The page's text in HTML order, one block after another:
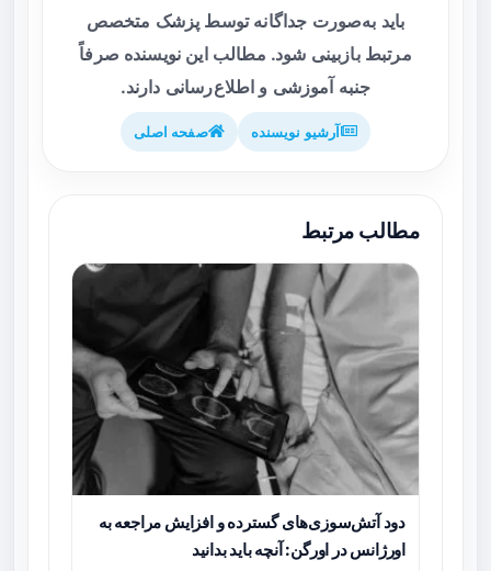
باید به‌صورت جداگانه توسط پزشک متخصص
مرتبط بازبینی شود. مطالب این نویسنده صرفاً
جنبه آموزشی و اطلاع‌رسانی دارند.
آرشیو نویسنده صفحه اصلی
مطالب مرتبط
دود آتش‌سوزی‌های گسترده و افزایش مراجعه به
اورژانس در اورگن: آنچه باید بدانید